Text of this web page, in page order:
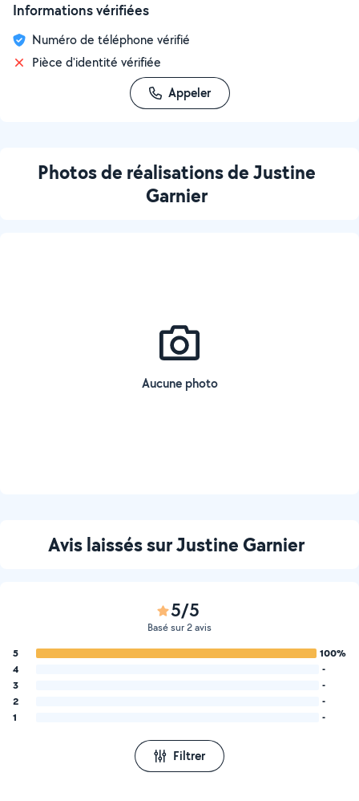
Informations vérifiées
Numéro de téléphone vérifié
Pièce d'identité vérifiée
Appeler
Photos de réalisations de Justine
Garnier
Aucune photo
Avis laissés sur Justine Garnier
5/5
Basé sur 2 avis
5
100%
4
-
3
-
2
-
1
-
Filtrer